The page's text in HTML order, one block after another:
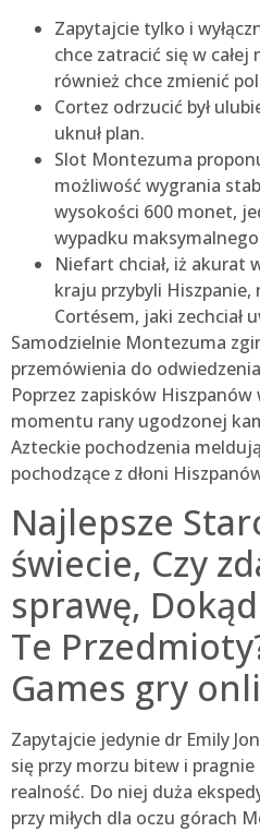
Zapytajcie tylko i
chce zatracić się w
również chce zmienić
Cortez odrzucić był
uknuł plan.
Slot Montezuma
możliwość wygrania
wysokości 600 monet,
wypadku
Niefart chciał, iż akurat
kraju przybyli Hiszpanie,
Cortésem, jaki zechciał
Samodzielnie Montezuma
przemówienia do
Poprzez zapisków Hiszpanów
momentu rany ugodzonej
Azteckie pochodzenia
pochodzące z dłoni
Najlepsze
świecie, Czy
sprawę,
Te
Games gry
Zapytajcie jedynie dr Emily
się przy morzu bitew i
realność. Do niej duża
przy miłych dla oczu górach